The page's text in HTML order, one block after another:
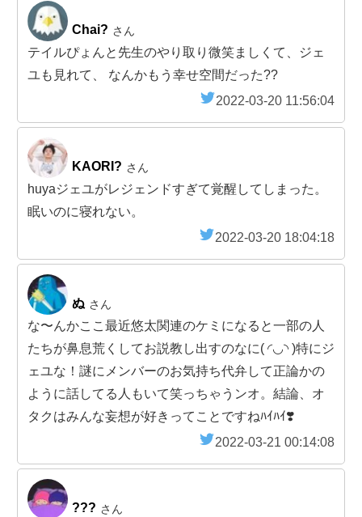
Chai? さん
テイルぴょんと先生のやり取り微笑ましくて、ジェ
ユも見れて、 なんかもう幸せ空間だった??
2022-03-20 11:56:04
KAORI? さん
huyaジェユがレジェンドすぎて覚醒してしまった。
眠いのに寝れない。
2022-03-20 18:04:18
ぬ さん
な〜んかここ最近悠太関連のケミになると一部の人
たちが鼻息荒くしてお説教し出すのなに( ◜◡◝ )特にジ
ェユな！謎にメンバーのお気持ち代弁して正論かの
ように話してる人もいて笑っちゃうンオ。結論、オ
タクはみんな妄想が好きってことですねﾊｲﾊｲ❣️
2022-03-21 00:14:08
??? さん